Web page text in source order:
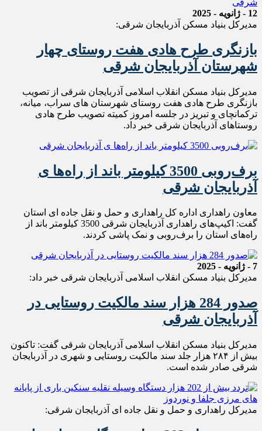
12 - ژانویه - 2025
مدیرکل بنیاد مسکن آذربایجان شرقی:
بازنگری طرح هادی هفت روستای چهار
شهرستان آذربایجان شرقی
مدیرکل بنیاد مسکن انقلاب اسلامی آذربایجان شرقی از تصویب
بازنگری طرح هادی هفت روستای شهرستان های سراب، میانه،
ترکمانچای و تبریز در جلسه امروز کمیته تصویب طرح هادی
روستاهای آذربایجان شرقی خبر داد.
برف‌روبی 3500 کيلومتر باند از راه‌ها ی
آذربايجان شرقی
معاون راهداری اداره کل راهداری و حمل و نقل جاده ای استان
گفت: اکیپ‌های راهداری آذربایجان شرقی 3500 کیلومتر باند از
راه‌های استان را برف‌روبی و نمک پاشی کردند.
7 - ژانویه - 2025
مدیرکل بنیاد مسکن انقلاب اسلامی آذربایجان شرقی خبر داد:
صدور 284 هزار سند مالکیت روستایی در
آذربایجان شرقی
مدیرکل بنیاد مسکن انقلاب اسلامی آذربایجان شرقی گفت: تاکنون
بیش از ۲۸۴ هزار جلد سند مالکیت روستایی و شهری در آذربایجان
شرقی صادر شده است.
مدیرکل راهداری و حمل و نقل جاده ای آذربایجان شرقی: